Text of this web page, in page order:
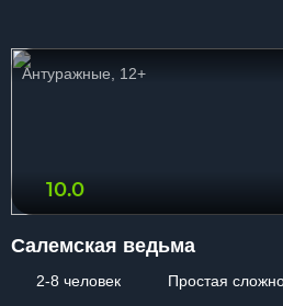
Антуражные, 12+
10.0
Салемская ведьма
2-8 человек
Простая